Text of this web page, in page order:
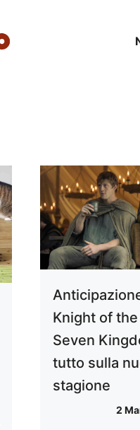
Knight of the
Seven
tutto sulla
stagione
2